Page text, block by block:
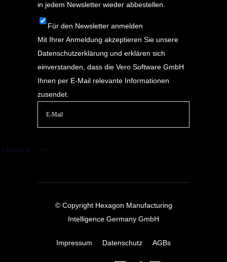
in jedem Newsletter wieder abbestellen.
Für den Newsletter anmelden
Mit Ihrer Anmeldung akzeptieren Sie unsere
Datenschutzerklärung und erklären sich
einverstanden, dass die Vero Software GmbH
Ihnen per E-Mail relevante Informationen
zusendet.
lasse
SENDEN
© Copyright Hexagon Manufacturing
Intelligence Germany GmbH
Impressum Datenschutz AGBs